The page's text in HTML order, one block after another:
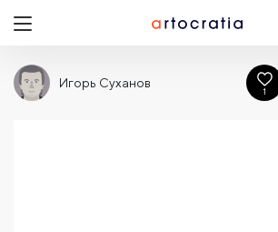
Игорь Суханов
1